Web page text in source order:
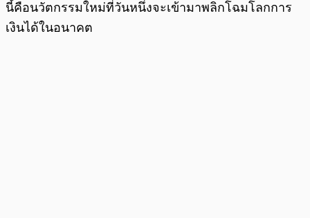
นี้คือนวัตกรรมใหม่ที่วันหนึ่งจะเข้ามาพลิกโฉมโลกการ
เงินได้ในอนาคต